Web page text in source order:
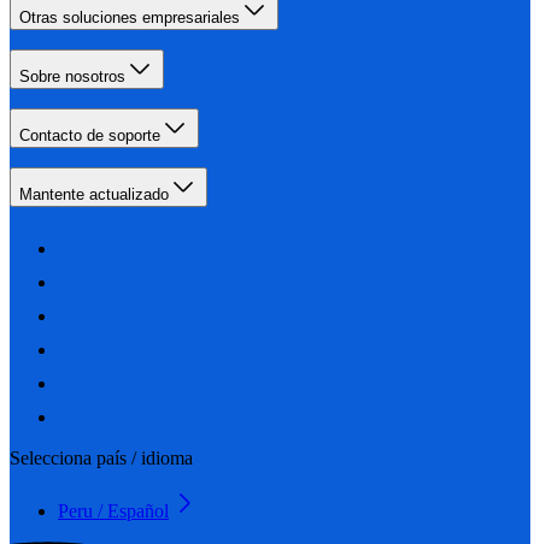
Otras soluciones empresariales
Sobre nosotros
Contacto de soporte
Mantente actualizado
Selecciona país / idioma
Peru / Español